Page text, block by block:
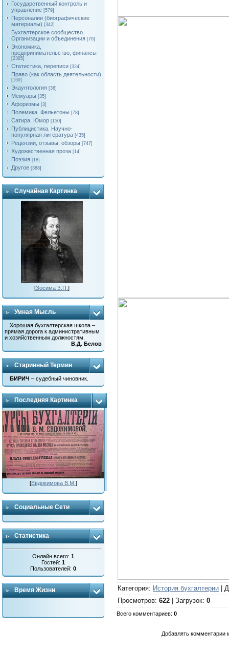
Государственный контроль и
управление [579]
Персоналии (биографические
материалы) [342]
Бухгалтерское сообщество.
Организации и объединения [70]
Экономика,
предпринимательство, финансы
[2385]
Статистика, переписи [324]
Право (как область деятельности)
[169]
Экаунтология [36]
Мемуары [35]
Афоризмы [3]
Полемика. Фельетоны [78]
Сатира. Юмор [150]
Публицистика. Научно-
популярная литература [435]
Рецензии, отзывы, обзоры [747]
Художественная проза [14]
Поэзия [18]
Другое [388]
Случайная Картинка
[Зосима З.П.]
Умная Мысль
Хорошая бухгалтерская школа –
прямая дорога к административным
и хозяйственным должностям.
В.Д. Белов
Старинный Термин
БИРИЧ – судебный чиновник.
Последняя Картинка
[Евдокимова В.М. ]
Социальные Сети
Статистика
Онлайн всего:1
Гостей:1
Пользователей:0
Время Жизни Категория: История бухгалтерии |
Просмотров:622 |Загрузок:0
Всего комментариев:0
Добавлять комментарии